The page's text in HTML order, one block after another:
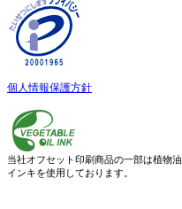
個人情報保護方針
当社オフセット印刷商品の一部は植物油
インキを使用しております。